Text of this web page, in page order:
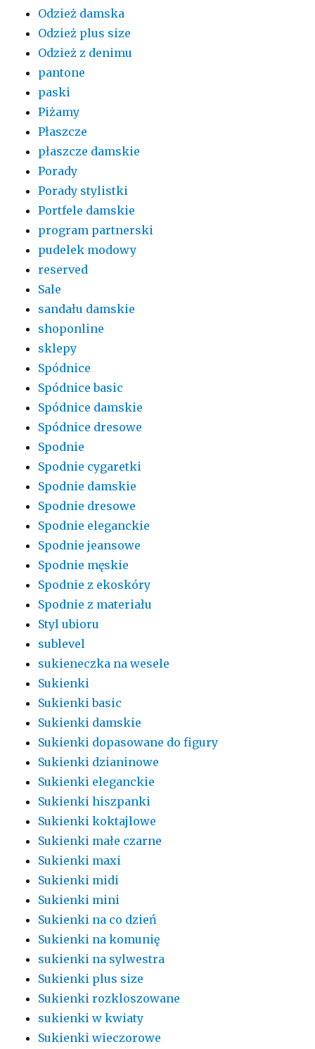
Odzież damska
Odzież plus size
Odzież z denimu
pantone
paski
Piżamy
Płaszcze
płaszcze damskie
Porady
Porady stylistki
Portfele damskie
program partnerski
pudelek modowy
reserved
Sale
sandału damskie
shoponline
sklepy
Spódnice
Spódnice basic
Spódnice damskie
Spódnice dresowe
Spodnie
Spodnie cygaretki
Spodnie damskie
Spodnie dresowe
Spodnie eleganckie
Spodnie jeansowe
Spodnie męskie
Spodnie z ekoskóry
Spodnie z materiału
Styl ubioru
sublevel
sukieneczka na wesele
Sukienki
Sukienki basic
Sukienki damskie
Sukienki dopasowane do figury
Sukienki dzianinowe
Sukienki eleganckie
Sukienki hiszpanki
Sukienki koktajlowe
Sukienki małe czarne
Sukienki maxi
Sukienki midi
Sukienki mini
Sukienki na co dzień
Sukienki na komunię
sukienki na sylwestra
Sukienki plus size
Sukienki rozkloszowane
sukienki w kwiaty
Sukienki wieczorowe